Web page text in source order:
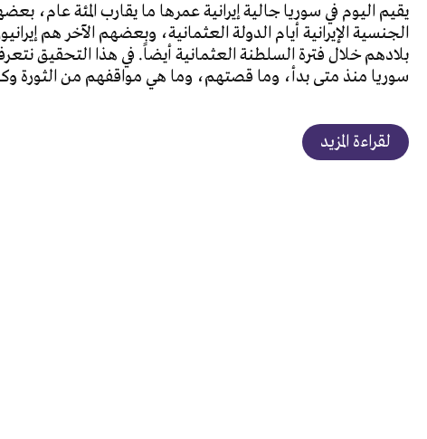
يقيم اليوم في سوريا جالية إيرانية عمرها ما يقارب المئة عام،
الجنسية الإيرانية أيام الدولة العثمانية، وبعضهم الآخر هم
بلادهم خلال فترة السلطنة العثمانية أيضاً. في هذا التحقيق
سوريا منذ متى بدأ، وما قصتهم، وما هي مواقفهم من الثورة
لقراءة المزيد